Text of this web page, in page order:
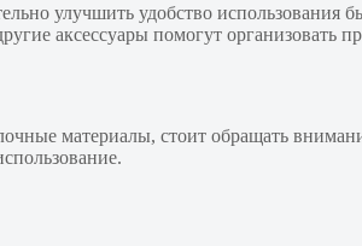
улучшить удобство
аксессуары помогут организовать
материалы, стоит обращать